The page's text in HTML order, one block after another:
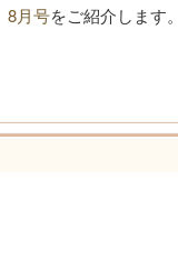
8月号をご紹介します。